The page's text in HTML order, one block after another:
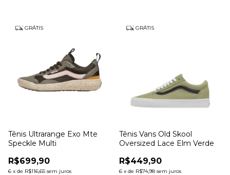
GRÁTIS
Tênis Ultrarange Exo Mte
Speckle Multi
R$699,90
6 x de R$116,65 sem juros
GRÁTIS
Tênis Vans Old Skool
Oversized Lace Elm Verde
R$449,90
6 x de R$74,98 sem juros